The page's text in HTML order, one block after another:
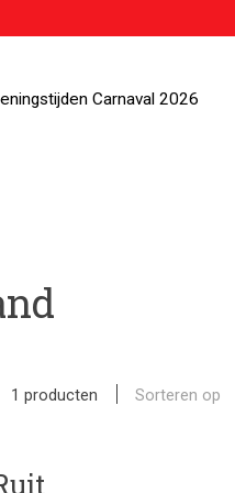
Carnaval 2026
1 producten Sorteren op